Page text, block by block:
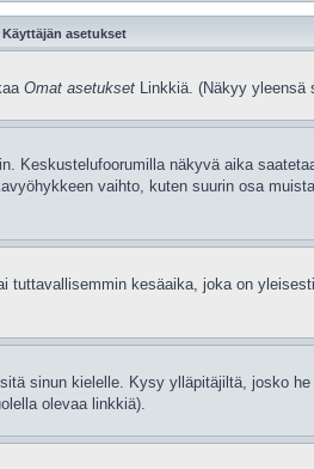
Käyttäjän asetukset
Omat asetukset Linkkiä. (Näkyy yleensä
Keskustelufoorumilla näkyvä aika
vaihto, kuten suurin osa
kesäaika, joka on
sinun kielelle. Kysy ylläpitäjiltä, josko
olevaa linkkiä).